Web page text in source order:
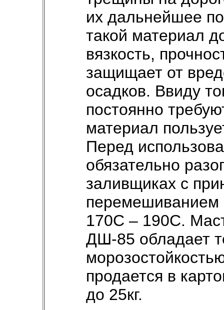
их дальнейшее
такой материал
вязкость,
защищает от
осадков. Ввиду
постоянно
материал
Перед
обязательно
заливщиках с
перемешиванием
170С – 190С.
ДШ-85 обладает
продается в
до 25кг.